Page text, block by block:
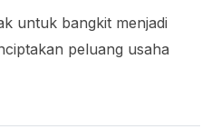
untuk bangkit menjadi
peluang usaha